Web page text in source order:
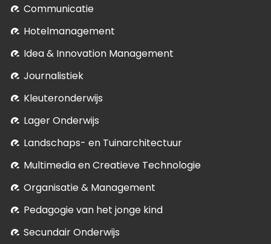
Communicatie
Hotelmanagement
Idea & Innovation Management
Journalistiek
Kleuteronderwijs
Lager Onderwijs
Landschaps- en Tuinarchitectuur
Multimedia en Creatieve Technologie
Organisatie & Management
Pedagogie van het jonge kind
Secundair Onderwijs